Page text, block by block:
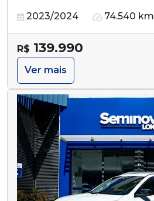
2023/2024 74.540 km
R$ 139.990
Ver mais